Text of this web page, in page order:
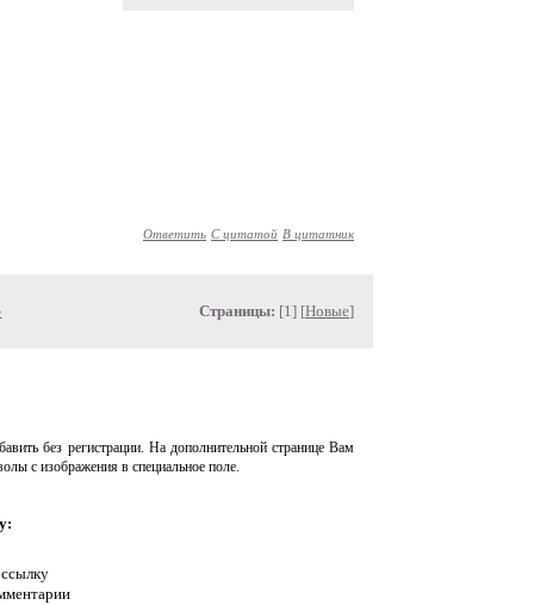
Ответить С цитатой В цитатник
Страницы: [1] [Новые]
без регистрации. На дополнительной странице Вам
с изображения в специальное поле.